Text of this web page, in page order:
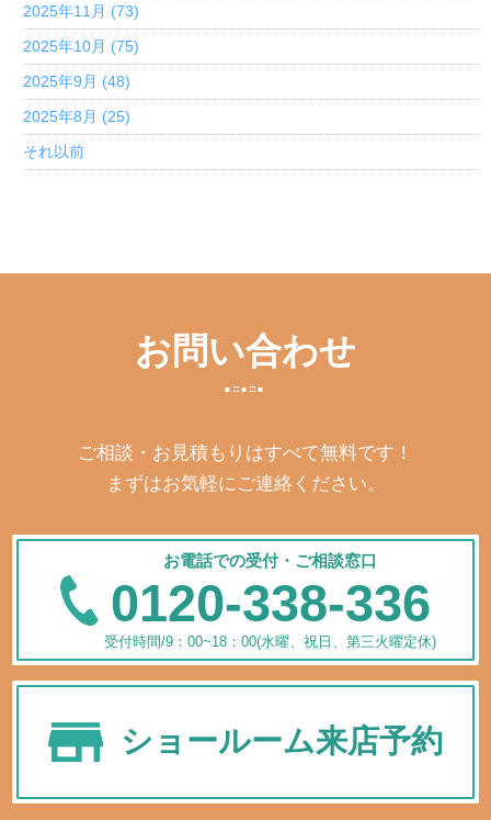
2025年11月 (73)
2025年10月 (75)
2025年9月 (48)
2025年8月 (25)
それ以前
お問い合わせ
ご相談・お見積もりはすべて無料です！
まずはお気軽にご連絡ください。
お電話での受付・ご相談窓口
0120-338-336
受付時間/9：00~18：00(水曜、祝日、第三火曜定休)
ショールーム来店予約